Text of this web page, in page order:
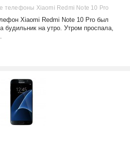
телефоны Xiaomi Redmi Note 10 Pro
Xiaomi Redmi Note 10 Pro был
будильник на утро. Утром проспала,